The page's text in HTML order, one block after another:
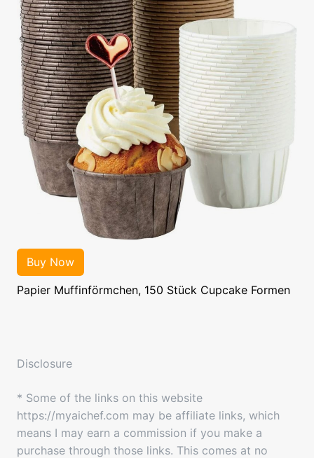
Papier Muffinförmchen, 150 Stück Cupcake Formen
Disclosure
* Some of the links on this website
https://myaichef.com may be affiliate links, which
means I may earn a commission if you make a
purchase through those links. This comes at no